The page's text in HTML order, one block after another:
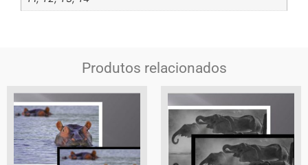
Produtos relacionados